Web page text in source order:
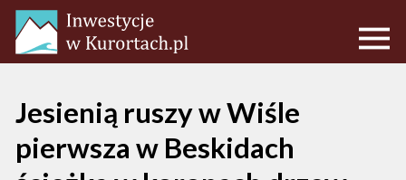
Jesienią ruszy w Wiśle
pierwsza w Beskidach